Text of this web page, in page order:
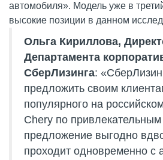
автомобиля». Модель уже в
высокие позиции в данном
Ольга Кириллова,
Департамента
СберЛизинга:
предложить своим
популярного на
Chery по
предложение выгодно
проходит одновременно с